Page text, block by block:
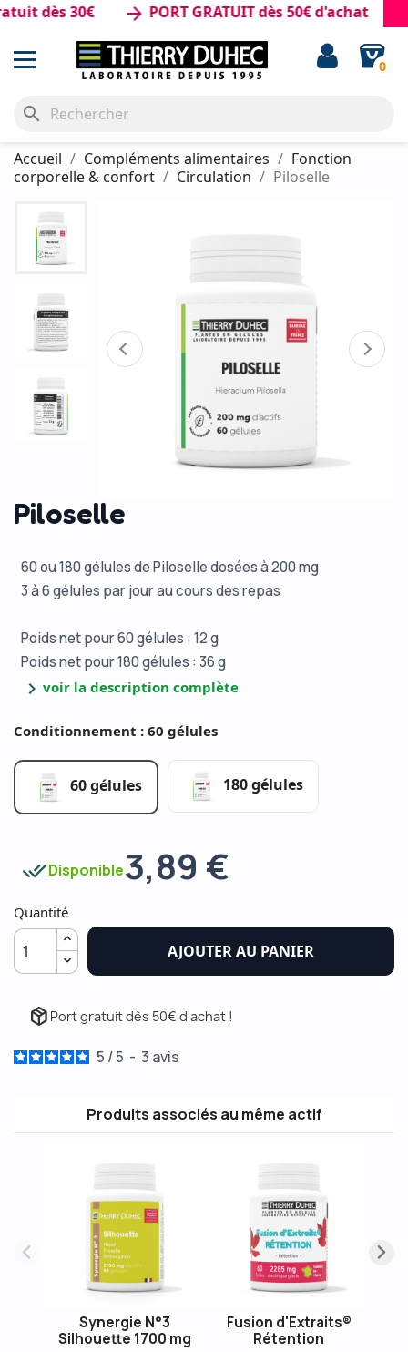
dès 30€ PORT GRATUIT dès 50€ d'achat
0
search
Accueil Compléments alimentaires
Fonction
corporelle & confort
Circulation Piloselle
Piloselle
60 ou 180 gélules de Piloselle dosées à 200 mg
3 à 6 gélules par jour au cours des repas
Poids net pour 60 gélules : 12 g
Poids net pour 180 gélules : 36 g
chevron_right voir la description complète
Conditionnement : 60 gélules
60 gélules 180 gélules
done_allDisponible3,89 €
Quantité
AJOUTER AU PANIER
package_2 Port gratuit dès 50€ d'achat !
5 /5 - 3 avis
Produits associés au même actif
Synergie N°3
Silhouette 1700 mg
Fusion d'Extraits®
Rétention